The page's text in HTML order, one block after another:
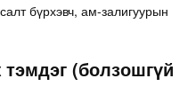
бүрхэвч, ам-залигуурын
(болзошгүй